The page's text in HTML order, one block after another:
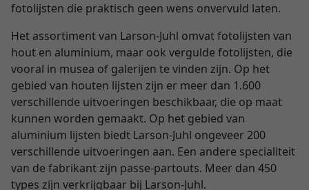
fotolijsten die praktisch geen wens onvervuld laten.
Het assortiment van Larson-Juhl omvat fotolijsten van
hout en aluminium, maar ook vergulde fotolijsten, die
vooral in musea of galerijen te vinden zijn. Op het
gebied van houten lijsten zijn er meer dan 1.600
verschillende uitvoeringen beschikbaar, die op maat
kunnen worden gemaakt. Op het gebied van
aluminium lijsten biedt Larson-Juhl ongeveer 200
verschillende uitvoeringen aan. Een andere specialiteit
van de fabrikant zijn passe-partouts. Meer dan 450
types zijn verkrijgbaar bij Larson-Juhl.